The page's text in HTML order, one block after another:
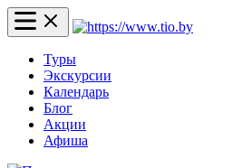
Туры
Экскурсии
Календарь
Блог
Акции
Афиша